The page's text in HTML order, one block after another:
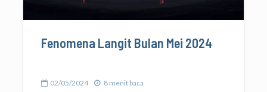
Fenomena Langit Bulan Mei 2024
02/05/2024 8 menit baca